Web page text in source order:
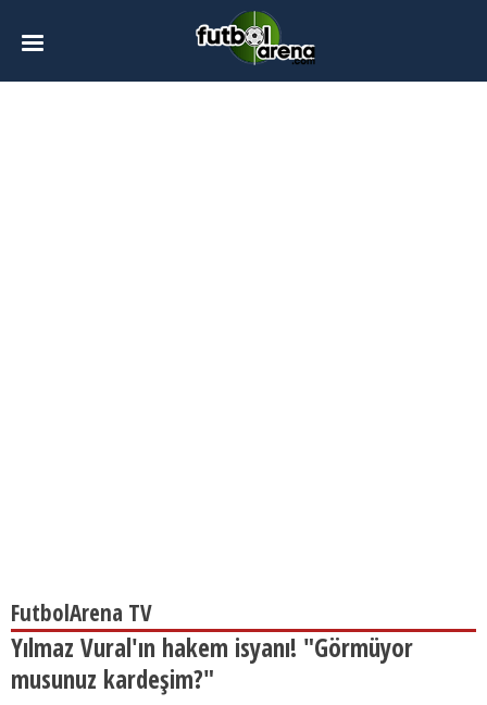
FutbolArena TV
Yılmaz Vural'ın hakem isyanı! "Görmüyor
musunuz kardeşim?"